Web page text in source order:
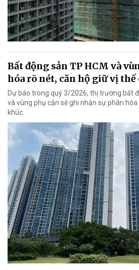
Bất động sản TP HCM và
hóa rõ nét, căn hộ giữ vị thế
Dự báo trong quý 3/2026, thị trường bất
và vùng phụ cận sẽ ghi nhận sự phân
khúc.